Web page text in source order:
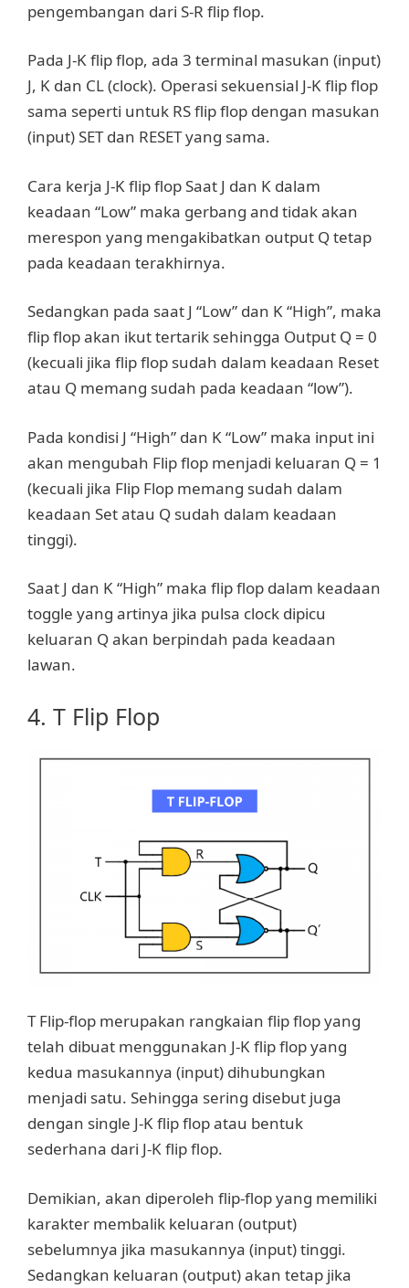
pengembangan dari S-R flip flop.
Pada J-K flip flop, ada 3 terminal masukan (input)
J, K dan CL (clock). Operasi sekuensial J-K flip flop
sama seperti untuk RS flip flop dengan masukan
(input) SET dan RESET yang sama.
Cara kerja J-K flip flop Saat J dan K dalam
keadaan “Low” maka gerbang and tidak akan
merespon yang mengakibatkan output Q tetap
pada keadaan terakhirnya.
Sedangkan pada saat J “Low” dan K “High”, maka
flip flop akan ikut tertarik sehingga Output Q = 0
(kecuali jika flip flop sudah dalam keadaan Reset
atau Q memang sudah pada keadaan “low”).
Pada kondisi J “High” dan K “Low” maka input ini
akan mengubah Flip flop menjadi keluaran Q = 1
(kecuali jika Flip Flop memang sudah dalam
keadaan Set atau Q sudah dalam keadaan
tinggi).
Saat J dan K “High” maka flip flop dalam keadaan
toggle yang artinya jika pulsa clock dipicu
keluaran Q akan berpindah pada keadaan
lawan.
4. T Flip Flop
T Flip-flop merupakan rangkaian flip flop yang
telah dibuat menggunakan J-K flip flop yang
kedua masukannya (input) dihubungkan
menjadi satu. Sehingga sering disebut juga
dengan single J-K flip flop atau bentuk
sederhana dari J-K flip flop.
Demikian, akan diperoleh flip-flop yang memiliki
karakter membalik keluaran (output)
sebelumnya jika masukannya (input) tinggi.
Sedangkan keluaran (output) akan tetap jika